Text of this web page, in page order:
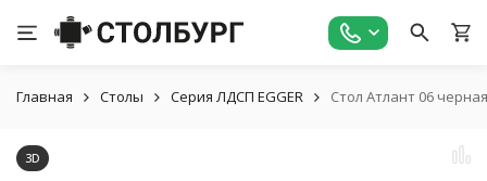
Главная Столы Серия ЛДСП EGGER Стол Атлант 06
3D